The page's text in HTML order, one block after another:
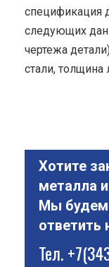
спецификация
следующих
чертежа
стали, толщина
Хотите
металла
Мы будем
ответить
Тел.